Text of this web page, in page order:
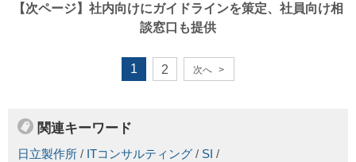
【次ページ】 社内向けにガイドラインを策定、社員向け相
談窓口も提供
1 2 次へ >
関連キーワード
日立製作所 / ITコンサルティング / SI /